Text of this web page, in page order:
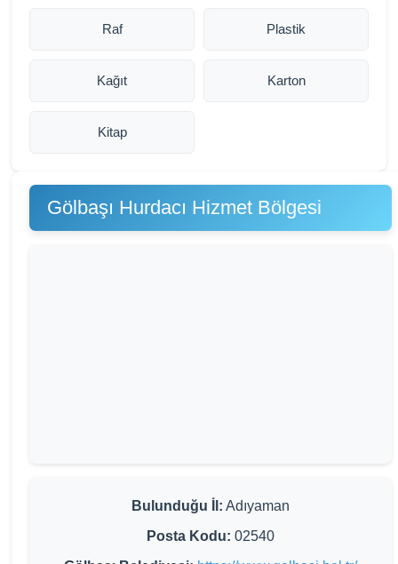
Raf Plastik
Kağıt Karton
Kitap
Gölbaşı Hurdacı Hizmet Bölgesi
Bulunduğu İl: Adıyaman
Posta Kodu: 02540